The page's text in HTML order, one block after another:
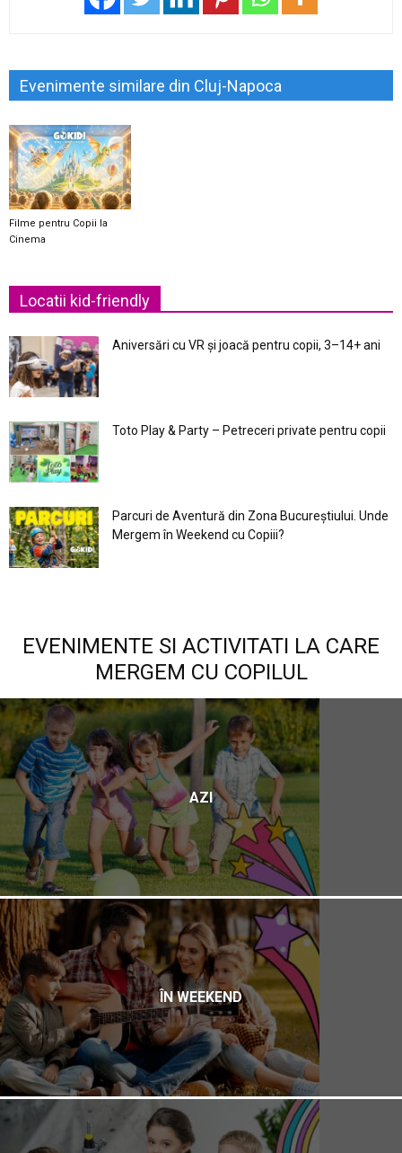
Evenimente similare din Cluj-Napoca
Filme pentru Copii la
Cinema
Locatii kid-friendly
Aniversări cu VR și joacă pentru copii, 3–14+ ani
Toto Play & Party – Petreceri private pentru copii
Parcuri de Aventură din Zona Bucureştiului. Unde
Mergem în Weekend cu Copiii?
EVENIMENTE SI ACTIVITATI LA CARE
MERGEM CU COPILUL
AZI
ÎN WEEKEND